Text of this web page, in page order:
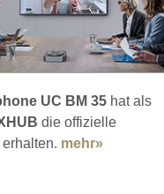
UC BM 35 hat als
die offizielle
erhalten. mehr»